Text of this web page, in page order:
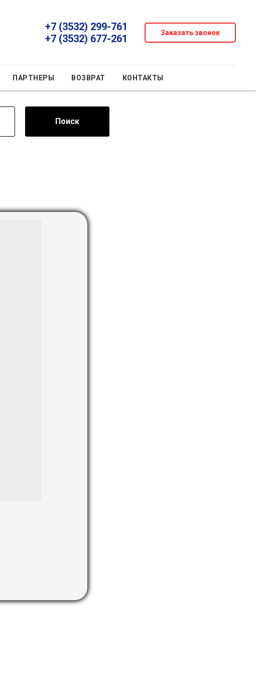
+7 (3532) 299-761
+7 (3532) 677-261
Заказать звонок
ПАРТНЕРЫ ВОЗВРАТ КОНТАКТЫ
Поиск